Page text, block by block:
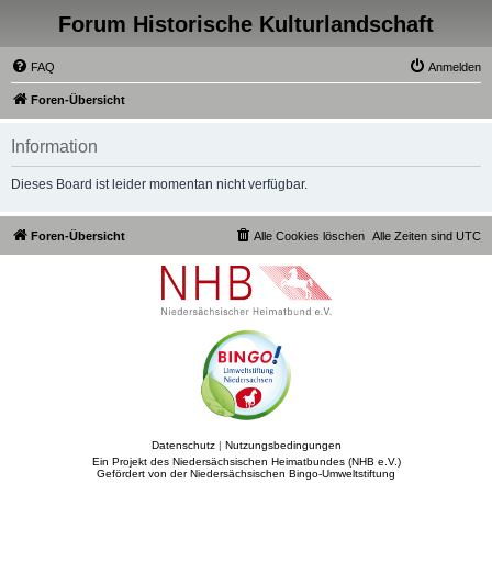
Forum Historische Kulturlandschaft
FAQ Anmelden
Foren-Übersicht
Information
Dieses Board ist leider momentan nicht verfügbar.
Foren-Übersicht Alle Zeiten sind UTC
Alle Cookies löschen
Datenschutz| Nutzungsbedingungen
Ein Projekt des Niedersächsischen Heimatbundes (NHB e.V.)
Gefördert von der Niedersächsischen Bingo-Umweltstiftung